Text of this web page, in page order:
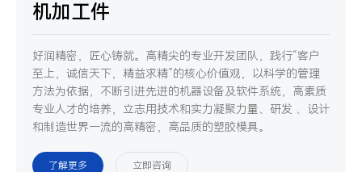
机加工件
好润精密，匠心铸就。高精尖的专业开发团队，践行“客户
至上，诚信天下，精益求精”的核心价值观，以科学的管理
方法为依据，不断引进先进的机器设备及软件系统，高素质
专业人才的培养，立志用技术和实力凝聚力量、研发 、设计
和制造世界一流的高精密，高品质的塑胶模具。
了解更多 立即咨询